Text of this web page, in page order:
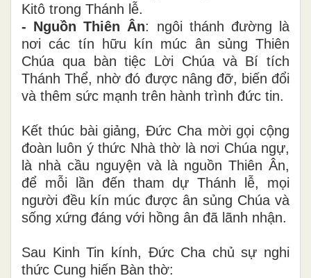
Kitô trong Thánh lễ.
- Nguồn Thiên Ân: ngôi thánh đường là
nơi các tín hữu kín múc ân sủng Thiên
Chúa qua bàn tiệc Lời Chúa và Bí tích
Thánh Thể, nhờ đó được nâng đỡ, biến đổi
và thêm sức mạnh trên hành trình đức tin.
Kết thúc bài giảng, Đức Cha mời gọi cộng
đoàn luôn ý thức Nhà thờ là nơi Chúa ngự,
là nhà cầu nguyện và là nguồn Thiên Ân,
để mỗi lần đến tham dự Thánh lễ, mọi
người đều kín múc được ân sủng Chúa và
sống xứng đáng với hồng ân đã lãnh nhận.
Sau Kinh Tin kính, Đức Cha chủ sự nghi
thức Cung hiến Bàn thờ: